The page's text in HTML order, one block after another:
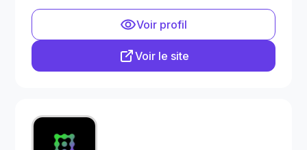
Voir profil
Voir le site